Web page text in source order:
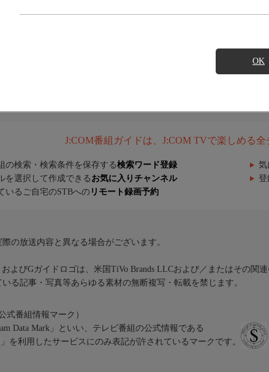
OK
J:COM番組ガイドは、J:COM TVで楽しめる
の検索・検索条件を保存する検索ワード登録 気
を選択して作成できる お気に入りチャンネル 登
いるご自宅のSTBへの リモート録画予約
の放送内容と異なる場合がございます。
よびGガイドロゴは、米国TiVo Brands LLCおよび／またはその関
る記事・写真等あらゆる素材の無断複写・転載を禁じます。
式番組情報マーク）
Data Mark」といい、テレビ番組の公式情報である
」を利用したサービスにのみ表記が許されているマークです。